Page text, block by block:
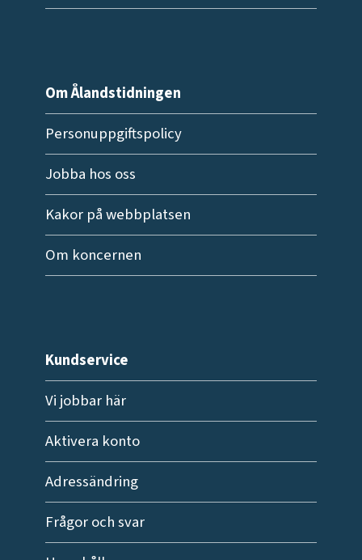
Om Ålandstidningen
Personuppgiftspolicy
Jobba hos oss
Kakor på webbplatsen
Om koncernen
Kundservice
Vi jobbar här
Aktivera konto
Adressändring
Frågor och svar